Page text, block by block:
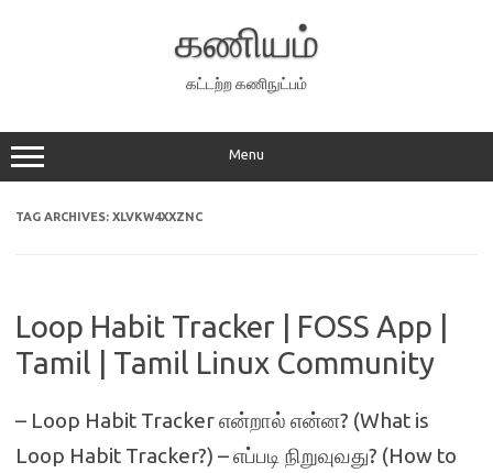
கணியம்
கட்டற்ற கணிநுட்பம்
Menu
TAG ARCHIVES: XLVKW4XXZNC
Loop Habit Tracker | FOSS App |
Tamil | Tamil Linux Community
– Loop Habit Tracker என்றால் என்ன? (What is
Loop Habit Tracker?) – எப்படி நிறுவுவது? (How to